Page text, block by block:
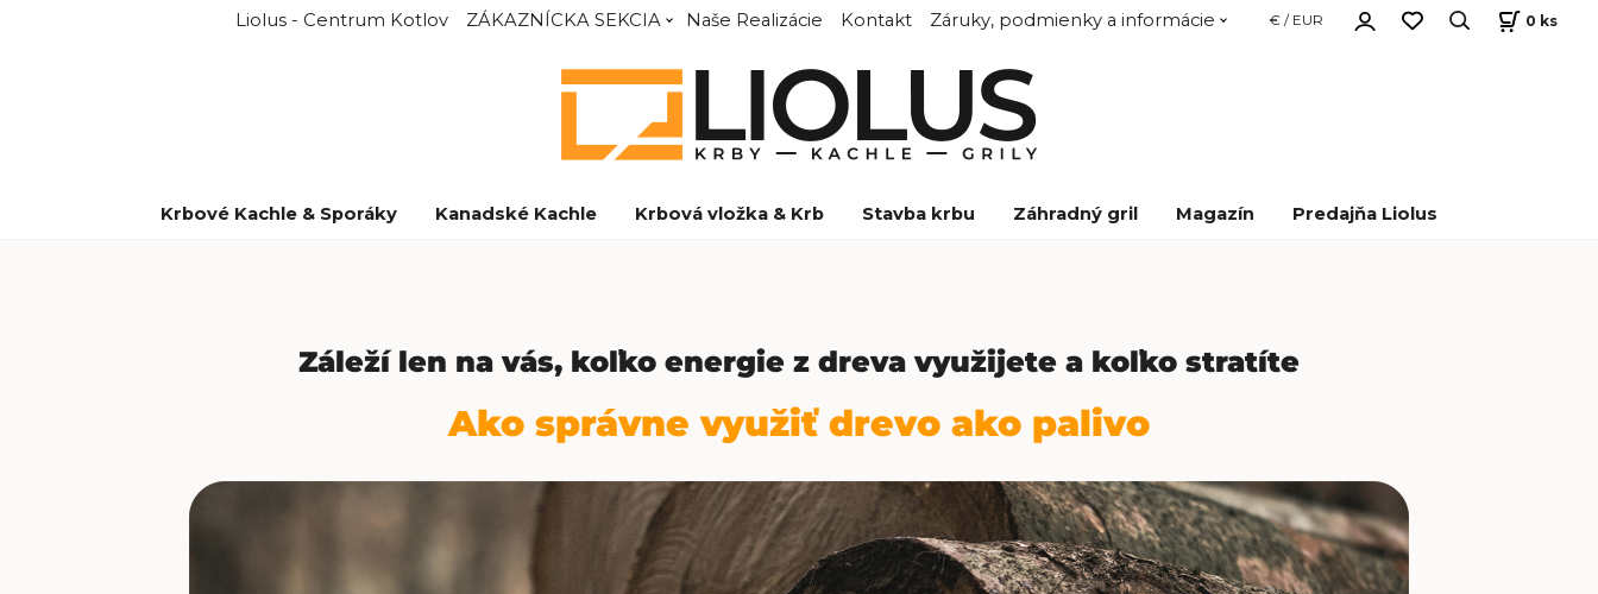
Liolus - Centrum Kotlov ZÁKAZNÍCKA SEKCIA Naše Realizácie Kontakt Záruky, podmienky a informácie € / EUR 0 ks
Krbové Kachle & Sporáky Kanadské Kachle Krbová vložka & Krb Stavba krbu Záhradný gril Magazín Predajňa Liolus
Záleží len na vás, koľko energie z dreva využijete a koľko stratíte
Ako správne využiť drevo ako palivo